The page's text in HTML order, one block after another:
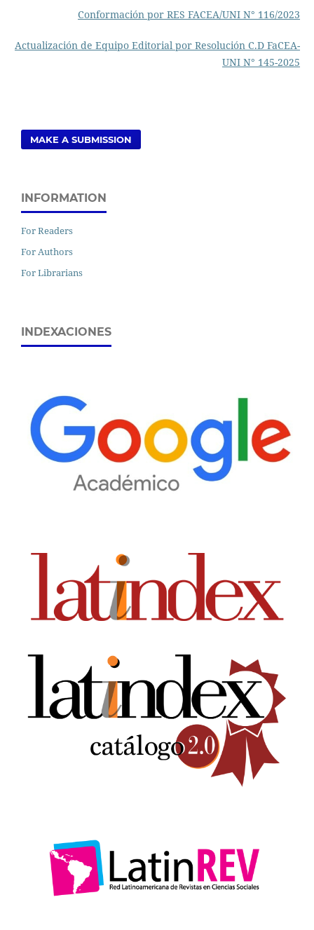
Conformación por RES FACEA/UNI N° 116/2023
Actualización de Equipo Editorial por Resolución C.D FaCEA-
UNI N° 145-2025
MAKE A SUBMISSION
INFORMATION
For Readers
For Authors
For Librarians
INDEXACIONES